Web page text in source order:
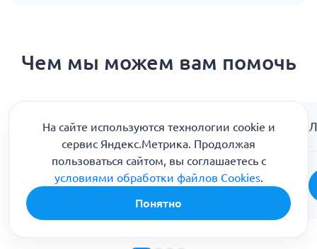
Чем мы можем вам помочь
Консультация психиатра
Подробнее
На сайте используются технологии cookie и
сервис Яндекс.Метрика. Продолжая
пользоваться сайтом, вы соглашаетесь с
условиями обработки файлов Cookies.
Понятно